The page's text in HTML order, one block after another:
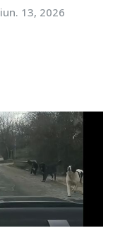
iun. 13, 2026